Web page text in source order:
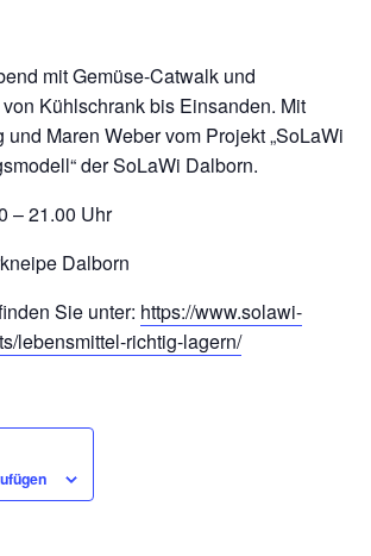
mit Gemüse-Catwalk und
Kühlschrank bis Einsanden. Mit
Maren Weber vom Projekt „SoLaWi
der SoLaWi Dalborn.
– 21.00 Uhr
Dalborn
Sie unter: https://www.solawi-
lebensmittel-richtig-lagern/